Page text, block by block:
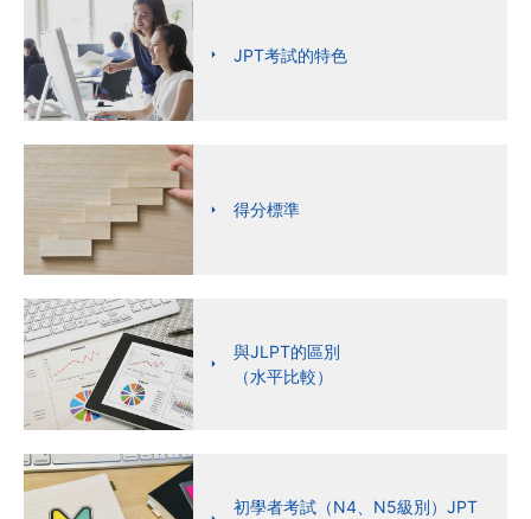
JPT考試的特色
得分標準
與JLPT的區別
（水平比較）
初學者考試（N4、N5級別）JPT